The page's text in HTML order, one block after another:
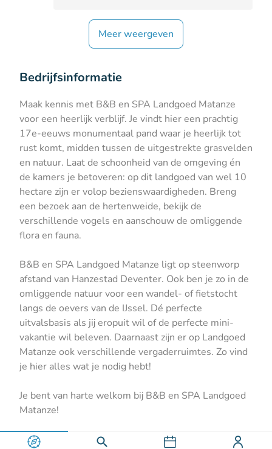
Meer weergeven
Bedrijfsinformatie
Maak kennis met B&B en SPA Landgoed Matanze
voor een heerlijk verblijf. Je vindt hier een prachtig
17e-eeuws monumentaal pand waar je heerlijk tot
rust komt, midden tussen de uitgestrekte grasvelden
en natuur. Laat de schoonheid van de omgeving én
de kamers je betoveren: op dit landgoed van wel 10
hectare zijn er volop bezienswaardigheden. Breng
een bezoek aan de hertenweide, bekijk de
verschillende vogels en aanschouw de omliggende
flora en fauna.
B&B en SPA Landgoed Matanze ligt op steenworp
afstand van Hanzestad Deventer. Ook ben je zo in de
omliggende natuur voor een wandel- of fietstocht
langs de oevers van de IJssel. Dé perfecte
uitvalsbasis als jij eropuit wil of de perfecte mini-
vakantie wil beleven. Daarnaast zijn er op Landgoed
Matanze ook verschillende vergaderruimtes. Zo vind
je hier alles wat je nodig hebt!
Je bent van harte welkom bij B&B en SPA Landgoed
Matanze!